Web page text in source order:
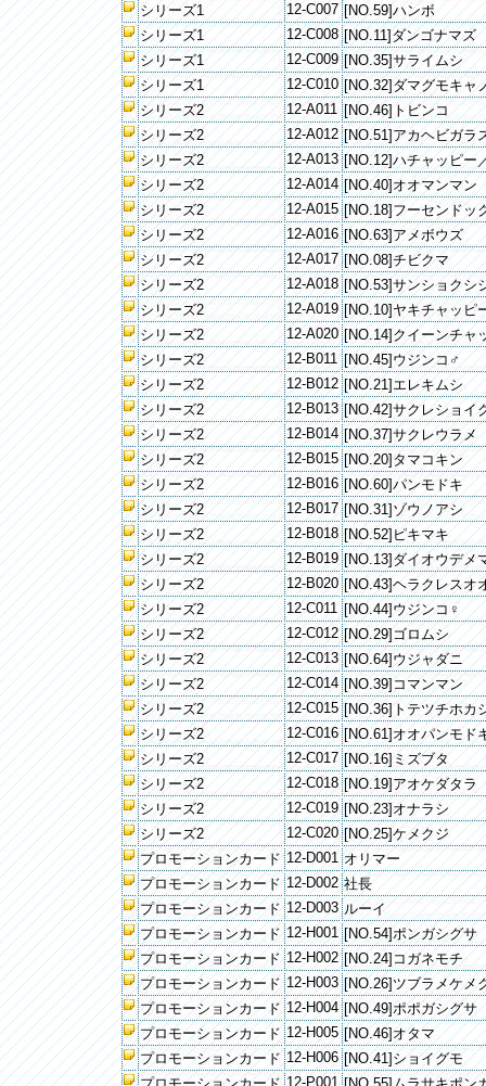
シリーズ1
12-C007 [NO.59]ハンボ
シリーズ1
12-C008 [NO.11]ダンゴナマズ
シリーズ1
12-C009 [NO.35]サライムシ
シリーズ1
12-C010 [NO.32]ダマグモキャ
シリーズ2
12-A011 [NO.46]トビンコ
シリーズ2
12-A012 [NO.51]アカヘビガラ
シリーズ2
12-A013 [NO.12]ハチャッピー
シリーズ2
12-A014 [NO.40]オオマンマン
シリーズ2
12-A015 [NO.18]フーセンドッ
シリーズ2
12-A016 [NO.63]アメボウズ
シリーズ2
12-A017 [NO.08]チビクマ
シリーズ2
12-A018 [NO.53]サンショクシ
シリーズ2
12-A019 [NO.10]ヤキチャッピ
シリーズ2
12-A020 [NO.14]クイーンチャ
シリーズ2
12-B011 [NO.45]ウジンコ♂
シリーズ2
12-B012 [NO.21]エレキムシ
シリーズ2
12-B013 [NO.42]サクレショイ
シリーズ2
12-B014 [NO.37]サクレウラメ
シリーズ2
12-B015 [NO.20]タマコキン
シリーズ2
12-B016 [NO.60]パンモドキ
シリーズ2
12-B017 [NO.31]ゾウノアシ
シリーズ2
12-B018 [NO.52]ピキマキ
シリーズ2
12-B019 [NO.13]ダイオウデメ
シリーズ2
12-B020 [NO.43]ヘラクレスオ
シリーズ2
12-C011 [NO.44]ウジンコ♀
シリーズ2
12-C012 [NO.29]ゴロムシ
シリーズ2
12-C013 [NO.64]ウジャダニ
シリーズ2
12-C014 [NO.39]コマンマン
シリーズ2
12-C015 [NO.36]トテツチホカ
シリーズ2
12-C016 [NO.61]オオパンモド
シリーズ2
12-C017 [NO.16]ミズブタ
シリーズ2
12-C018 [NO.19]アオケダタラ
シリーズ2
12-C019 [NO.23]オナラシ
シリーズ2
12-C020 [NO.25]ケメクジ
プロモーションカード 12-D001 オリマー
プロモーションカード 12-D002 社長
プロモーションカード 12-D003 ルーイ
プロモーションカード 12-H001 [NO.54]ポンガシグサ
プロモーションカード 12-H002 [NO.24]コガネモチ
プロモーションカード 12-H003 [NO.26]ツブラメケメ
プロモーションカード 12-H004 [NO.49]ポポガシグサ
プロモーションカード 12-H005 [NO.46]オタマ
プロモーションカード 12-H006 [NO.41]ショイグモ
12-P001